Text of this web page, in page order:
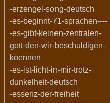
-erzengel-song-deutsch
-es-beginnt-71-sprachen----
-es-gibt-keinen-zentralen-
gott-den-wir-beschuldigen-
koennen
-es-ist-licht-in-mir-trotz-
dunkelheit-deutsch
-essenz-der-freiheit